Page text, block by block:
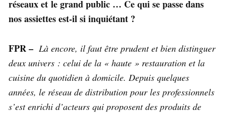
réseaux et le grand public … Ce qui se passe dans
nos assiettes est-il si inquiétant ?
FPR – Là encore, il faut être prudent et bien distinguer
deux univers : celui de la « haute » restauration et la
cuisine du quotidien à domicile. Depuis quelques
années, le réseau de distribution pour les professionnels
s’est enrichi d’acteurs qui proposent des produits de